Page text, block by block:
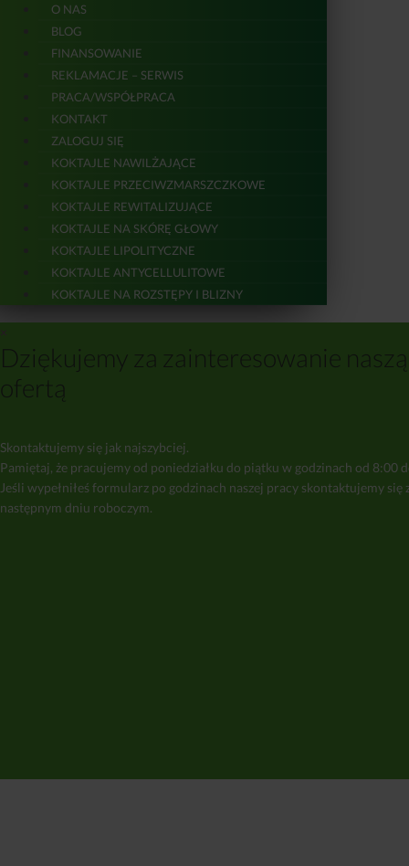
O NAS
BLOG
FINANSOWANIE
REKLAMACJE – SERWIS
PRACA/WSPÓŁPRACA
KONTAKT
ZALOGUJ SIĘ
KOKTAJLE NAWILŻAJĄCE
KOKTAJLE PRZECIWZMARSZCZKOWE
KOKTAJLE REWITALIZUJĄCE
KOKTAJLE NA SKÓRĘ GŁOWY
KOKTAJLE LIPOLITYCZNE
KOKTAJLE ANTYCELLULITOWE
KOKTAJLE NA ROZSTĘPY I BLIZNY
Dziękujemy za zainteresowanie naszą
ofertą
Skontaktujemy się jak najszybciej.
Pamiętaj, że pracujemy od poniedziałku do piątku w godzinach od 8:00
Jeśli wypełniłeś formularz po godzinach naszej pracy skontaktujemy się
następnym dniu roboczym.